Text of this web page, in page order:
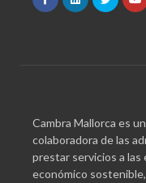
Cambra Mallorca es
colaboradora de las
prestar servicios a las
económico